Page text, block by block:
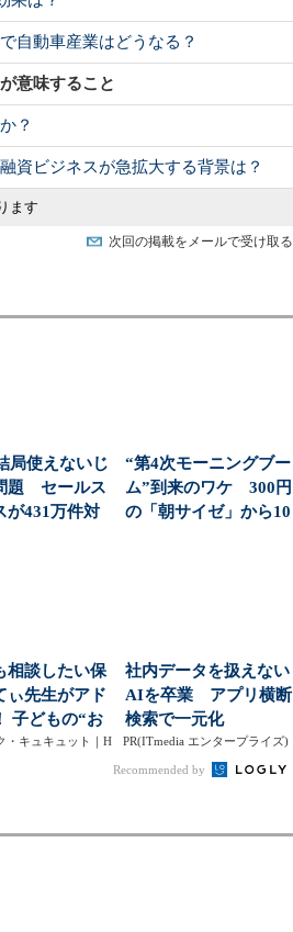
次回の掲載をメールで受け取る
自動車産業はどうなる？
意味すること
？
資ビジネスが急拡大する背景は？
ます
局使えないじ
題 セールス
が431万件対
“第4次モーニングブー
ム”到来のワケ 300円
の「朝サイゼ」から10
相談したい保
ぃ先生がアド
子どもの“お
”に、どん...
・キュキュット｜H
社内データを扱えない
AIを卒業 アプリ横断
検索で一元化
PR(ITmedia エンタープライズ)
Recommended by